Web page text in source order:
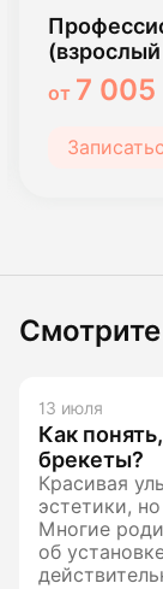
от 7
13 июля
Как
брекеты?
Красивая
эстетики,
Многие
об